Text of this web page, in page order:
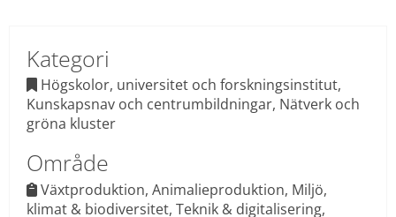
Kategori

Högskolor, universitet och forskningsinstitut,
Kunskapsnav och centrumbildningar, Nätverk och
gröna kluster
Område
 Växtproduktion, Animalieproduktion, Miljö,
klimat & biodiversitet, Teknik & digitalisering,